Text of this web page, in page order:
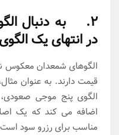
2. به دنبال
در انتهای یک
الگوهای شمعدان معکوس
قیمت دارند. به عنوان
الگوی پنج موجی
اضافه می کند که یک
مناسب برای رزرو سود